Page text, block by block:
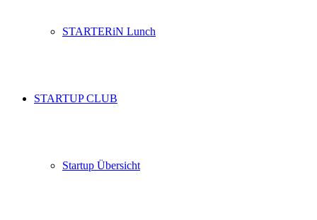
STARTERiN Lunch
STARTUP CLUB
Startup Übersicht